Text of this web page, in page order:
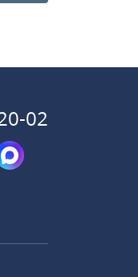
02